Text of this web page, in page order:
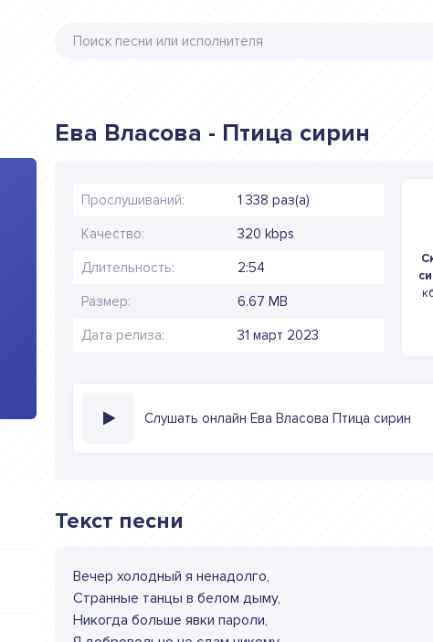
Ева Власова - Птица сирин
Прослушиваний: 1 338 раз(а)
Качество: 320 kbps
Длительность: 2:54
Размер: 6.67 MB
Дата релиза: 31 март 2023
Слушать онлайн Ева Власова Птица сирин
Текст песни
Вечер холодный я ненадолго,
Странные танцы в белом дыму,
Никогда больше явки пароли,